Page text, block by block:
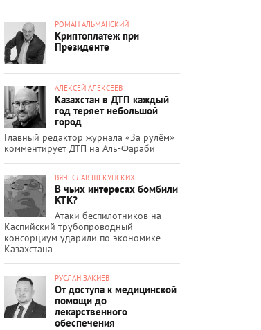
РОМАН АЛЬМАНСКИЙ
Криптоплатеж при
Президенте
АЛЕКСЕЙ АЛЕКСЕЕВ
Казахстан в ДТП каждый
год теряет небольшой
город
Главный редактор журнала «За рулём»
комментирует ДТП на Аль-Фараби
ВЯЧЕСЛАВ ЩЕКУНСКИХ
В чьих интересах бомбили
КТК?
Атаки беспилотников на
Каспийский трубопроводный
консорциум ударили по экономике
Казахстана
РУСЛАН ЗАКИЕВ
От доступа к медицинской
помощи до
лекарственного
обеспечения